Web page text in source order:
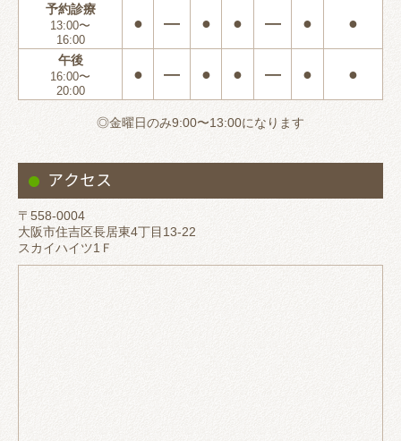
予約診療
13:00〜
16:00
● ― ● ● ― ● ●
午後
16:00〜
20:00
● ― ● ● ― ● ●
◎金曜日のみ9:00〜13:00になります
アクセス
〒558-0004
大阪市住吉区長居東4丁目13-22
スカイハイツ1Ｆ